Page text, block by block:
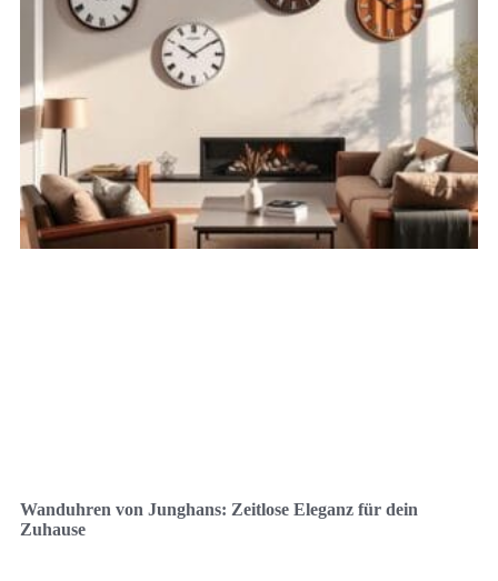
Wanduhren von Junghans: Zeitlose Eleganz für dein
Zuhause